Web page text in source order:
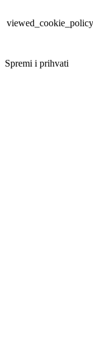
viewed_cookie_policy
Spremi i prihvati